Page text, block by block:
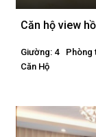
Giường: 4 Phòng
Căn Hộ